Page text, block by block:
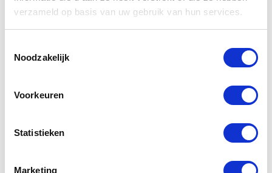
verzameld op basis van uw gebruik van hun services.
Noodzakelijk
Voorkeuren
Statistieken
Marketing
profiel voor optimaal rijcomfort.
Volgens de Europese wettelijke
conformiteitseis voor de marketing van dit
rijvestiment volgens CE – Categorie II EN
CE Level 1 Nucleon Flex Plus
producten
-50%